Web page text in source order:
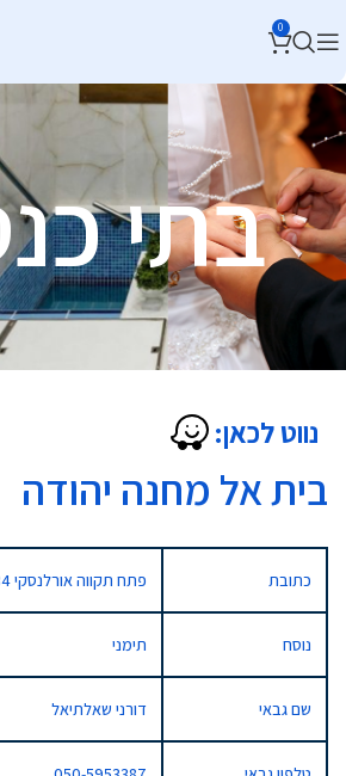
0
בתי
נווט לכאן:
בית אל מחנה יהודה
כתובת פתח תקווה אורלנסקי 34
נוסח תימני
שם גבאי דורני שאלתיאל